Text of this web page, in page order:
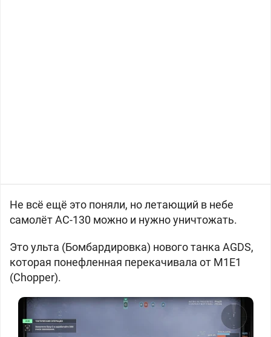
Не всё ещё это поняли, но летающий в небе
самолёт AC-130 можно и нужно уничтожать.
Это ульта (Бомбардировка) нового танка AGDS,
которая понефленная перекачивала от M1E1
(Chopper).